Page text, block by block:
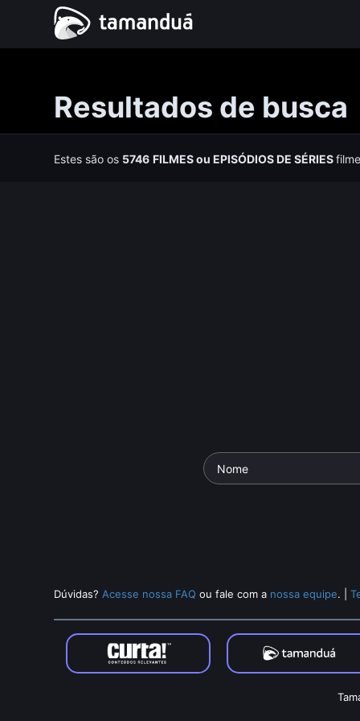
Resultados de busca
Estes são os 5746 FILMESou EPISÓDIOS DE SÉRIES
Dúvidas? Acesse nossa FAQ ou fale com a nossa equipe. |